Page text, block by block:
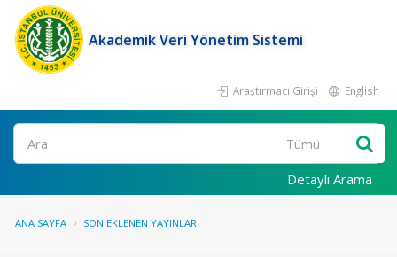
Akademik Veri Yönetim Sistemi
Araştırmacı Girişi English
Ara
Detaylı Arama
ANA SAYFA SON EKLENEN YAYINLAR